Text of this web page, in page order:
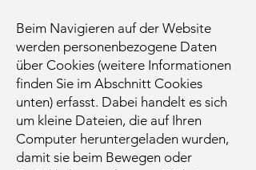
Beim Navigieren auf der Website
werden personenbezogene Daten
über Cookies (weitere Informationen
finden Sie im Abschnitt Cookies
unten) erfasst. Dabei handelt es sich
um kleine Dateien, die auf Ihren
Computer heruntergeladen wurden,
damit sie beim Bewegen oder